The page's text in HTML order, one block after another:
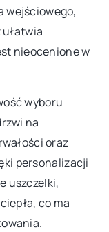
wejściowego,
nieocenione w
wyboru
na
oraz
personalizacji
uszczelki,
co ma